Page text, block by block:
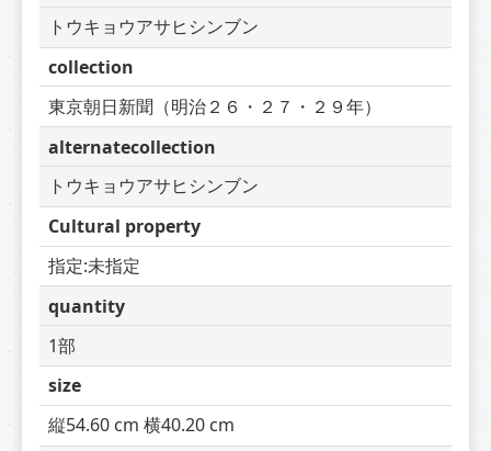
トウキョウアサヒシンブン
collection
東京朝日新聞（明治２６・２７・２９年）
alternatecollection
トウキョウアサヒシンブン
Cultural property
指定:未指定
quantity
1部
size
縦54.60 cm 横40.20 cm